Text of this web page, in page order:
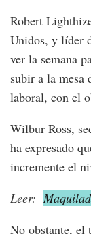
Robert
Unidos, y líder
ver la semana
subir a la
laboral, con el
Wilbur Ross,
ha expresado
incremente el
Leer:
No obstante, el